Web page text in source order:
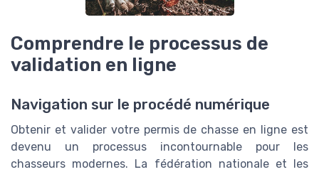
Comprendre le processus de
validation en ligne
Navigation sur le procédé numérique
Obtenir et valider votre permis de chasse en ligne est
devenu un processus incontournable pour les
chasseurs modernes. La fédération nationale et les